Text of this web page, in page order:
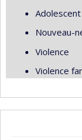
Adolescent
Nouveau-
Violence
Violence